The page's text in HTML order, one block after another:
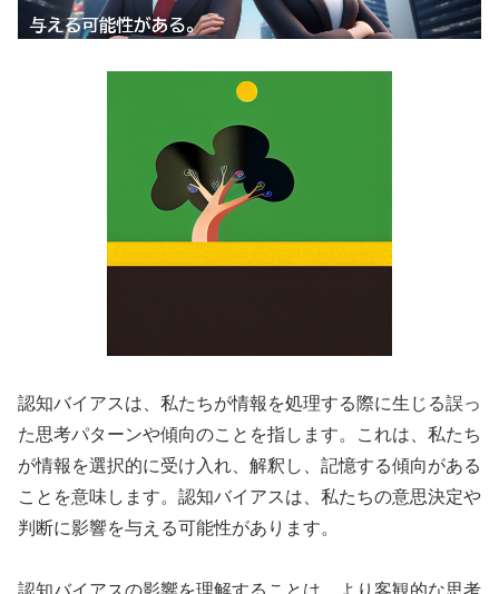
認知バイアスは、私たちが情報を処理する際に生じる誤っ
た思考パターンや傾向のことを指します。これは、私たち
が情報を選択的に受け入れ、解釈し、記憶する傾向がある
ことを意味します。認知バイアスは、私たちの意思決定や
判断に影響を与える可能性があります。